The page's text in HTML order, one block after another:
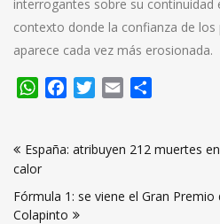
interrogantes sobre su continuidad
contexto donde la confianza de
aparece cada vez más erosionada.
WhatsApp
FacebookTwitter
Email
de
entradas
España: atribuyen 212 muertes
calor
Fórmula 1: se viene el Gran
Colapinto